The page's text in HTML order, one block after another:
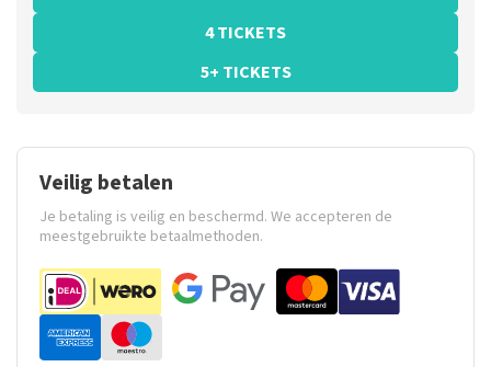
4 TICKETS
5+ TICKETS
Veilig betalen
Je betaling is veilig en beschermd. We accepteren de
meestgebruikte betaalmethoden.